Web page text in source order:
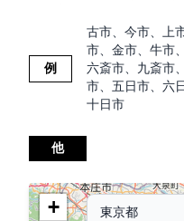
例
古市、今市、上
市、金市、牛市
六斎市、九斎市
市、五日市、六
十日市
他
+